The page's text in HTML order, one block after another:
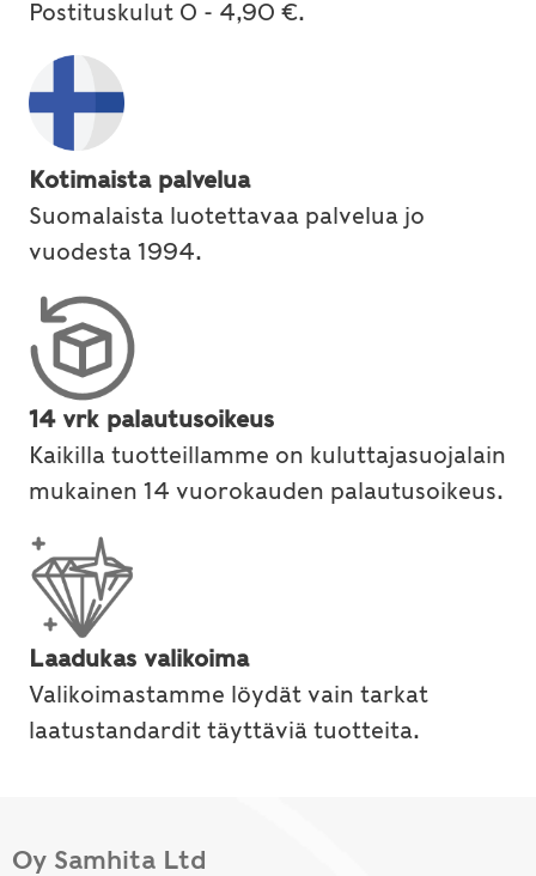
Postituskulut 0 - 4,90 €.
Kotimaista palvelua
Suomalaista luotettavaa palvelua jo
vuodesta 1994.
14 vrk palautusoikeus
Kaikilla tuotteillamme on kuluttajasuojalain
mukainen 14 vuorokauden palautusoikeus.
Laadukas valikoima
Valikoimastamme löydät vain tarkat
laatustandardit täyttäviä tuotteita.
Oy Samhita Ltd